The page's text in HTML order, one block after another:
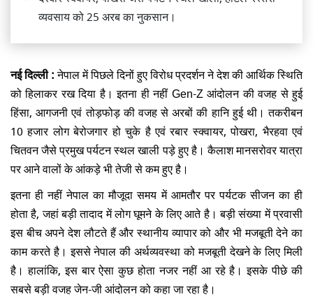
व्यवसाय को 25 अरब का नुकसान।
नई दिल्ली :नेपाल में पिछले दिनों हुए विरोध प्रदर्शन ने देश की आर्थिक स्थिति
को हिलाकर रख दिया है। इतना ही नहीं Gen-Z आंदोलन की वजह से हुई
हिंसा, आगजनी एवं तोड़फोड़ की वजह से अरबों की हानि हुई थी। तकरीबन
10 हजार लोग बेरोजगार हो चुके है एवं रबार स्क्वायर, पोखरा, भैरहवा एवं
चितवन जैसे प्रमुख पर्यटन स्थल खाली पड़े हुए है। कैलाश मानसरोवर यात्रा
पर आने वालों के आंकड़े भी तेजी से कम हुए है।
इतना ही नहीं नेपाल का मौजूदा समय में आमतौर पर पर्यटक सीजन का ही
होता है, जहां बड़ी तादाद में लोग घूमने के लिए आते है। बड़ी संख्या में प्रवासी
इस बीच अपने देश लौटते हैं और स्थानीय व्यापार को और भी मजबूती देने का
काम करते है। इससे नेपाल की अर्थव्यवस्था को मजबूती देखने के लिए मिली
है। हालांकि, इस बार ऐसा कुछ होता नजर नहीं आ रहे है। इसके पीछे की
सबसे बड़ी वजह जेन-जी आंदोलन को कहा जा रहा है।